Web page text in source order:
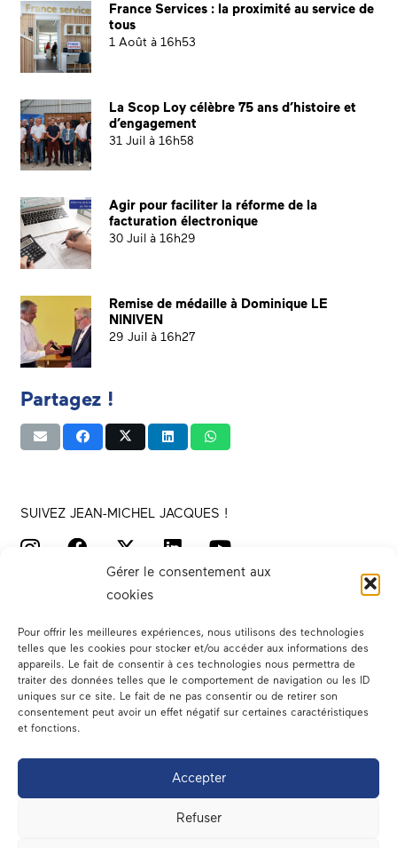
Gérer le consentement aux
cookies
Pour offrir les meilleures expériences, nous utilisons des technologies
telles que les cookies pour stocker et/ou accéder aux informations des
appareils. Le fait de consentir à ces technologies nous permettra de
traiter des données telles que le comportement de navigation ou les ID
uniques sur ce site. Le fait de ne pas consentir ou de retirer son
consentement peut avoir un effet négatif sur certaines caractéristiques
et fonctions.
Accepter
Refuser
France Services : la proximité au service de
tous
1 Août à 16h53
La Scop Loy célèbre 75 ans d’histoire et
d’engagement
31 Juil à 16h58
Agir pour faciliter la réforme de la
facturation électronique
30 Juil à 16h29
Remise de médaille à Dominique LE
NINIVEN
29 Juil à 16h27
Partagez !
SUIVEZ JEAN-MICHEL JACQUES !
Votre député
Dans les médias
En circonscription